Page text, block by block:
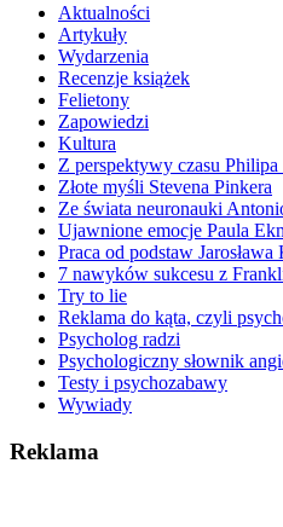
Aktualności
Artykuły
Wydarzenia
Recenzje książek
Felietony
Zapowiedzi
Kultura
Z perspektywy czasu
Złote myśli Stevena Pinkera
Ze świata neuronauki
Ujawnione emocje Paula
Praca od podstaw Jarosława
7 nawyków sukcesu z
Try to lie
Reklama do kąta, czyli
Psycholog radzi
Psychologiczny słownik
Testy i psychozabawy
Wywiady
Reklama